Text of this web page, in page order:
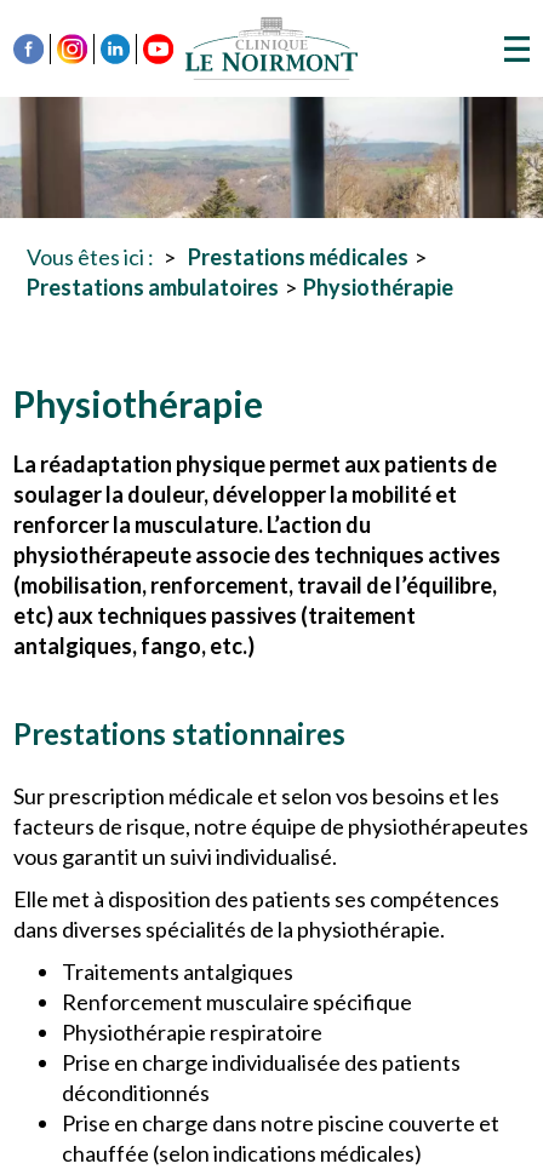
Vous êtes ici :
Prestations médicales
Prestations ambulatoires
Physiothérapie
Physiothérapie
La réadaptation physique permet aux patients de
soulager la douleur, développer la mobilité et
renforcer la musculature. L’action du
physiothérapeute associe des techniques actives
(mobilisation, renforcement, travail de l’équilibre,
etc) aux techniques passives (traitement
antalgiques, fango, etc.)
Prestations stationnaires
Sur prescription médicale et selon vos besoins et les
facteurs de risque, notre équipe de physiothérapeutes
vous garantit un suivi individualisé.
Elle met à disposition des patients ses compétences
dans diverses spécialités de la physiothérapie.
Traitements antalgiques
Renforcement musculaire spécifique
Physiothérapie respiratoire
Prise en charge individualisée des patients
déconditionnés
Prise en charge dans notre piscine couverte et
chauffée (selon indications médicales)